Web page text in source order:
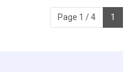
Page 1 / 4 1